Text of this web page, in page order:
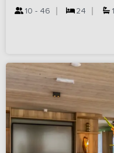
10 - 46 24